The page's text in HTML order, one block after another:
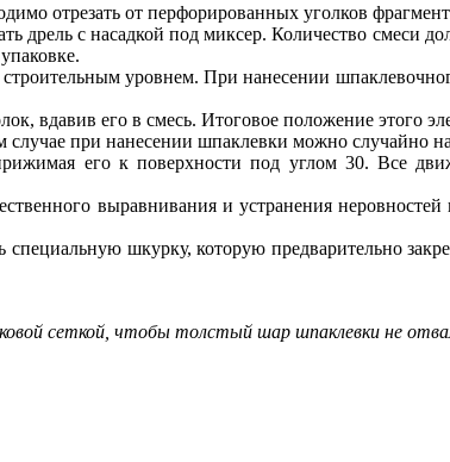
отрезать от перфорированных уголков
дрель с насадкой под миксер. Количество смеси
уровнем. При нанесении
вдавив его в смесь. Итоговое положение этого
случае при нанесении шпаклевки можно случайно
его к поверхности под углом 30. Все
выравнивания и устранения
шкурку, которую предварительно
сеткой, чтобы толстый шар шпаклевки не